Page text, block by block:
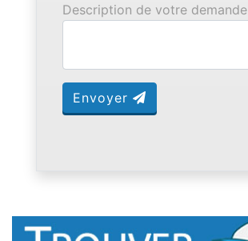
Description de votre demande
Envoyer